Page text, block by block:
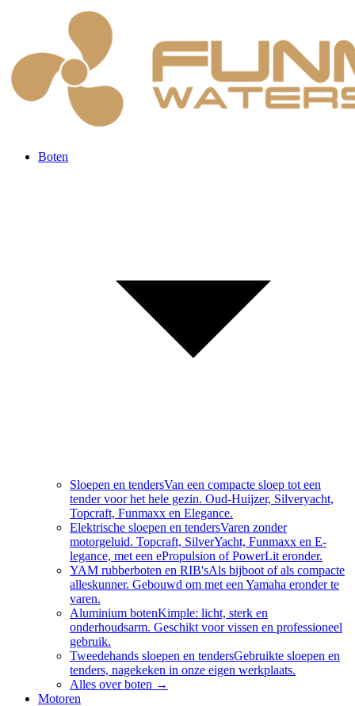
Boten
Sloepen en tendersVan een compacte sloep tot een
tender voor het hele gezin. Oud-Huijzer, Silveryacht,
Topcraft, Funmaxx en Elegance.
Elektrische sloepen en tendersVaren zonder
motorgeluid. Topcraft, SilverYacht, Funmaxx en E-
legance, met een ePropulsion of PowerLit eronder.
YAM rubberboten en RIB'sAls bijboot of als compacte
alleskunner. Gebouwd om met een Yamaha eronder te
varen.
Aluminium botenKimple: licht, sterk en
onderhoudsarm. Geschikt voor vissen en professioneel
gebruik.
Tweedehands sloepen en tendersGebruikte sloepen en
tenders, nagekeken in onze eigen werkplaats.
Alles overboten →
Motoren